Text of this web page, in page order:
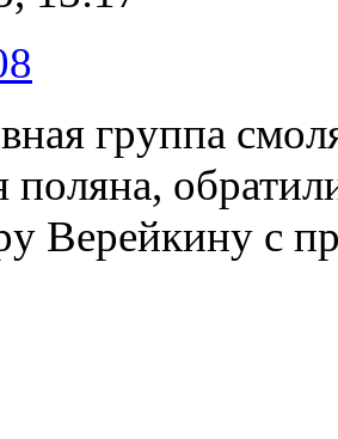
группа
поляна,
Верейкину с